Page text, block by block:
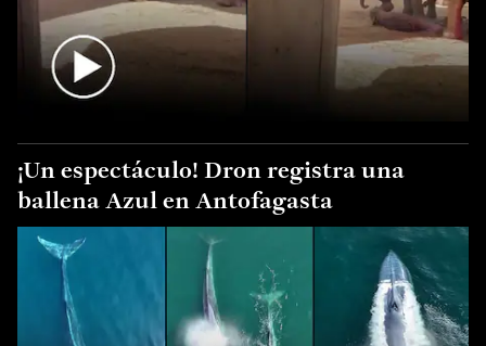
¡Un espectáculo! Dron registra una
ballena Azul en Antofagasta